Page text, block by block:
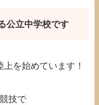
公立中学校です
を始めています！
技で